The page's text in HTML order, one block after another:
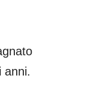
anni.